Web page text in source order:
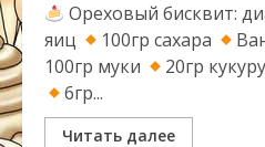
Ореховый бисквит:
яиц
100гр сахара
100гр муки
20гр
6гр...
Читать далее